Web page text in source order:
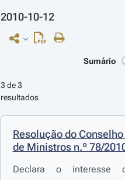
2010-10-12
Sumário
3 de 3
resultados
Resolução do Conselho
de Ministros n.º 78/
Declara o interesse